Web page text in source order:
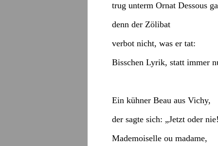
trug unterm Ornat Dessous
denn der Zölibat
verbot nicht, was er tat:
Bisschen Lyrik, statt immer
Ein kühner Beau aus Vichy,
der sagte sich: „Jetzt oder
Mademoiselle ou madame,